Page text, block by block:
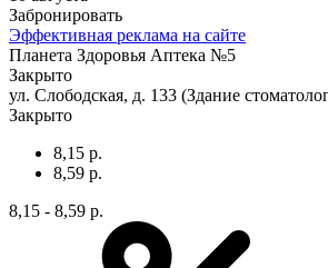
Забронировать
Эффективная реклама на сайте
Планета Здоровья Аптека №5
Закрыто
ул. Слободская, д. 133 (Здание
Закрыто
8,15 р.
8,59 р.
8,15 - 8,59 р.